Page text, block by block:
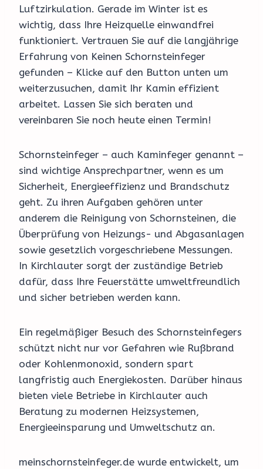
Luftzirkulation. Gerade im Winter ist es
wichtig, dass Ihre Heizquelle einwandfrei
funktioniert. Vertrauen Sie auf die langjährige
Erfahrung von Keinen Schornsteinfeger
gefunden – Klicke auf den Button unten um
weiterzusuchen, damit Ihr Kamin effizient
arbeitet. Lassen Sie sich beraten und
vereinbaren Sie noch heute einen Termin!
Schornsteinfeger – auch Kaminfeger genannt –
sind wichtige Ansprechpartner, wenn es um
Sicherheit, Energieeffizienz und Brandschutz
geht. Zu ihren Aufgaben gehören unter
anderem die Reinigung von Schornsteinen, die
Überprüfung von Heizungs- und Abgasanlagen
sowie gesetzlich vorgeschriebene Messungen.
In Kirchlauter sorgt der zuständige Betrieb
dafür, dass Ihre Feuerstätte umweltfreundlich
und sicher betrieben werden kann.
Ein regelmäßiger Besuch des Schornsteinfegers
schützt nicht nur vor Gefahren wie Rußbrand
oder Kohlenmonoxid, sondern spart
langfristig auch Energiekosten. Darüber hinaus
bieten viele Betriebe in Kirchlauter auch
Beratung zu modernen Heizsystemen,
Energieeinsparung und Umweltschutz an.
meinschornsteinfeger.de wurde entwickelt, um